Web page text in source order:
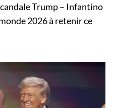
Trump – Infantino
2026 à retenir ce